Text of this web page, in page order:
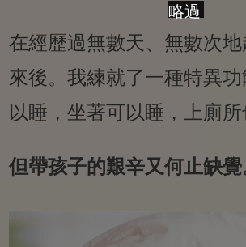
在經歷過無數天、無數次
來後。我練就了一種特異
以睡，坐著可以睡，上廁所
但帶孩子的艱辛又何止缺覺
略過